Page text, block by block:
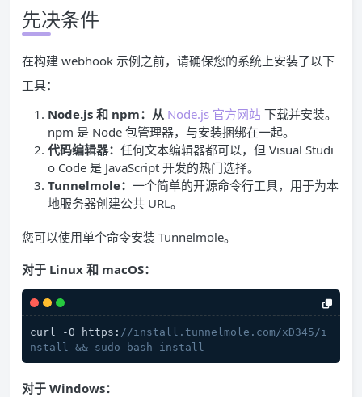
先决条件
在构建 webhook 示例之前，请确保您的系统上安装了以下
工具：
Node.js 和 npm：从 Node.js 官方网站 下载并安装。
npm 是 Node 包管理器，与安装捆绑在一起。
代码编辑器： 任何文本编辑器都可以，但 Visual Studi
o Code 是 JavaScript 开发的热门选择。
Tunnelmole： 一个简单的开源命令行工具，用于为本
地服务器创建公共 URL。
您可以使用单个命令安装 Tunnelmole。
对于 Linux 和 macOS：
curl -O https: //install.tunnelmole.com/xD345/i
nstall && sudo bash install
对于 Windows：